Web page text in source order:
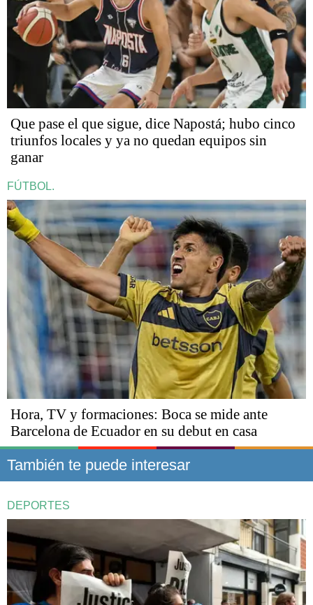
Que pase el que sigue, dice Napostá; hubo cinco
triunfos locales y ya no quedan equipos sin
ganar
FÚTBOL.
Hora, TV y formaciones: Boca se mide ante
Barcelona de Ecuador en su debut en casa
También te puede interesar
DEPORTES